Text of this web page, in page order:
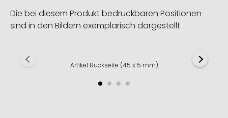
Die bei diesem Produkt bedruckbaren Positionen
sind in den Bildern exemplarisch dargestellt.
Artikel Rückseite (45 x 5 mm)